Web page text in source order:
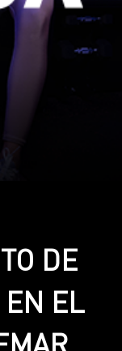
DE
EN EL